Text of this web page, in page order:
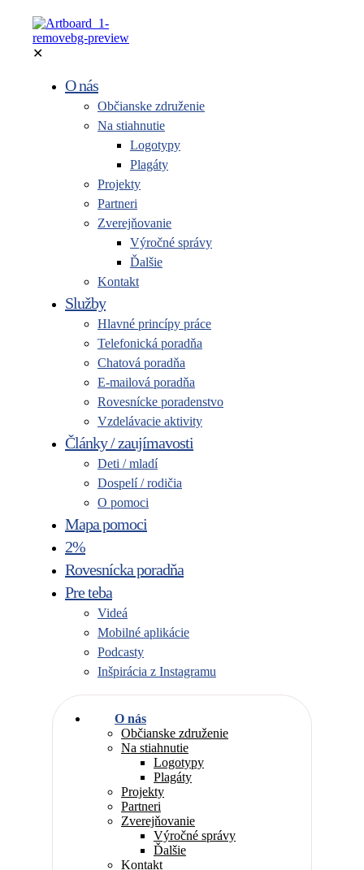
✕
O nás
Občianske združenie
Na stiahnutie
Logotypy
Plagáty
Projekty
Partneri
Zverejňovanie
Výročné správy
Ďalšie
Kontakt
Služby
Hlavné princípy práce
Telefonická poradňa
Chatová poradňa
E-mailová poradňa
Rovesnícke poradenstvo
Vzdelávacie aktivity
Články / zaujímavosti
Deti / mladí
Dospelí / rodičia
O pomoci
Mapa pomoci
2%
Rovesnícka poradňa
Pre teba
Videá
Mobilné aplikácie
Podcasty
Inšpirácia z Instagramu
O nás
Občianske združenie
Na stiahnutie
Logotypy
Plagáty
Projekty
Partneri
Zverejňovanie
Výročné správy
Ďalšie
Kontakt